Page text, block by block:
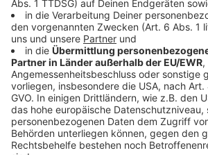
Ressource Arztpraxis ist kein
Ressource Arztzeit bleibt ein knappes
mehr junge Medizinerinnen und
sich für eine Anstellung, statt eine
führen, oder für Arbeit in Teilzeit.
Rahmenbedingungen. "Die nächste
wird sich daran messen lassen
die inhabergeführte Praxis wieder
mahnte Gassen.